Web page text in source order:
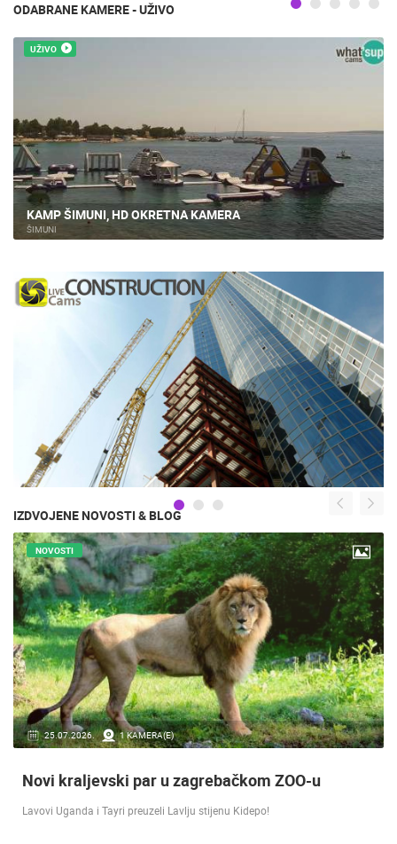
ODABRANE KAMERE - UŽIVO
UŽIVO
KAMP ŠIMUNI, HD OKRETNA KAMERA
ŠIMUNI
IZDVOJENE NOVOSTI & BLOG
16.07.2018. 9 KAMERA(E)
NOVOSTI
Doček Vatrenih u Zagrebu nakon osvojenog
srebra [ ZADAR - SPLIT 17.07 ]